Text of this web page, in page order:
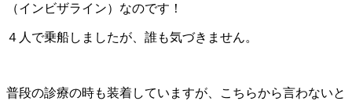
（インビザライン）なのです！
４人で乗船しましたが、誰も気づきません。
普段の診療の時も装着していますが、こちらから言わないと